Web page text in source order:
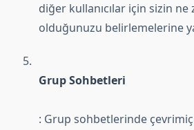
diğer kullanıcılar için sizin
olduğunuzu belirlemelerine
Grup Sohbetleri
: Grup sohbetlerinde